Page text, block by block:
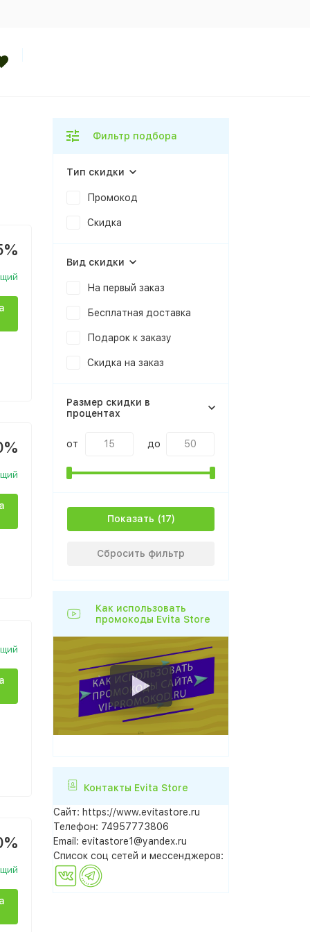
Фильтр подбора
Тип скидки
Промокод
Скидка
Вид скидки
На первый заказ
Бесплатная доставка
Подарок к заказу
Скидка на заказ
Размер скидки в
процентах
от до
Показать
Сбросить фильтр
Как использовать
промокоды Evita Store
Контакты Evita Store
Сайт: https://www.evitastore.ru
Телефон: 74957773806
Email: evitastore1@yandex.ru
Список соц сетей и мессенджеров: